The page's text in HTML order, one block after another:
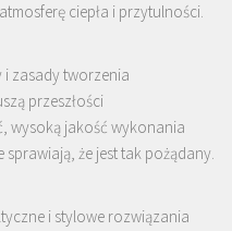
ciepła i przytulności.
i zasady tworzenia
przeszłości
wysoką jakość wykonania
że jest tak pożądany.
i stylowe rozwiązania